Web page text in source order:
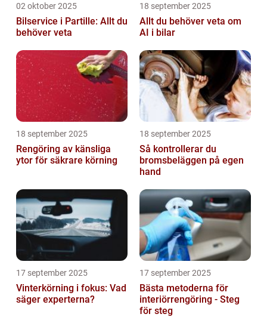
02 oktober 2025
Bilservice i Partille: Allt du
behöver veta
18 september 2025
Allt du behöver veta om
AI i bilar
18 september 2025
Rengöring av känsliga
ytor för säkrare körning
18 september 2025
Så kontrollerar du
bromsbeläggen på egen
hand
17 september 2025
Vinterkörning i fokus: Vad
säger experterna?
17 september 2025
Bästa metoderna för
interiörrengöring - Steg
för steg